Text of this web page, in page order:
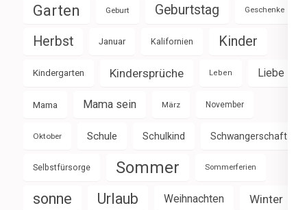
Garten Geburt Geburtstag Geschenke
Herbst Januar Kalifornien Kinder
Kindergarten Kindersprüche Leben Liebe
Mama Mama sein März November
Oktober Schule Schulkind Schwangerschaft
Selbstfürsorge Sommer Sommerferien
sonne Urlaub Weihnachten Winter